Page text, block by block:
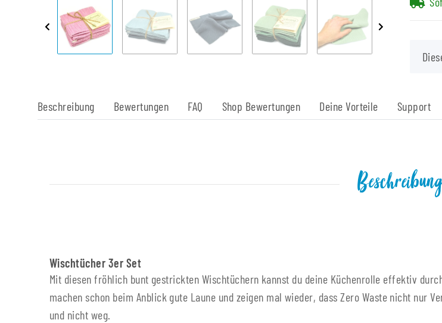
x
Beschreibung Bewertungen FAQ Shop Bewertungen Deine Vorteile Support
Wischtücher 3er Set
Mit diesen fröhlich bunt gestrickten Wischtüchern kannst du deine Küchenrolle effektiv
machen schon beim Anblick gute Laune und zeigen mal wieder, dass Zero Waste nicht nur
und nicht weg.